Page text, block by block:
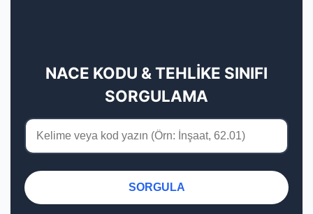
NACE KODU & TEHLİKE SINIFI
SORGULAMA
SORGULA